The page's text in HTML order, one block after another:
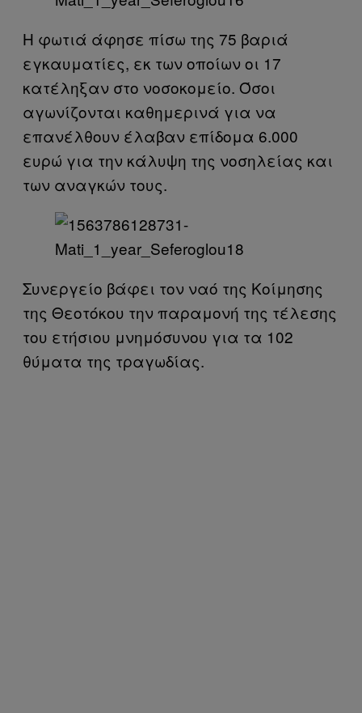
Η φωτιά άφησε πίσω της 75 βαριά
εγκαυματίες, εκ των οποίων οι 17
κατέληξαν στο νοσοκομείο. Όσοι
αγωνίζονται καθημερινά για να
επανέλθουν έλαβαν επίδομα 6.000
ευρώ για την κάλυψη της νοσηλείας και
των αναγκών τους.
Συνεργείο βάφει τον ναό της Κοίμησης
της Θεοτόκου την παραμονή της τέλεσης
του ετήσιου μνημόσυνου για τα 102
θύματα της τραγωδίας.